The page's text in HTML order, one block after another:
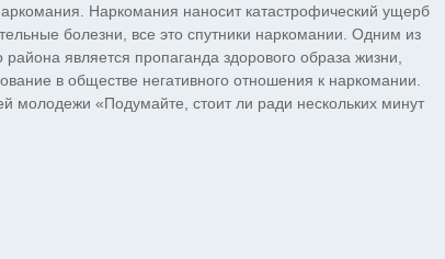
Наркомания наносит катастрофический ущерб
болезни, все это спутники наркомании. Одним из
является пропаганда здорового образа жизни,
в обществе негативного отношения к наркомании.
«Подумайте, стоит ли ради нескольких минут